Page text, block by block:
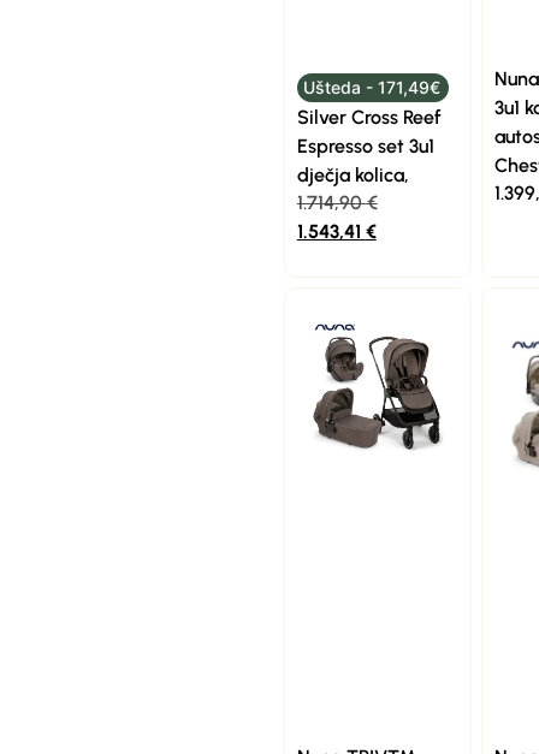
Ušteda - 171,49€
Silver Cross Reef
Espresso set 3u1
dječja kolica,
1.714,90€
1.543,41 €
3u1